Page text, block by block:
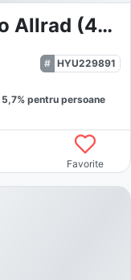
Hyundai IONIQ 5 Elektro Allrad (4WD)
HYU229891
5,7% pentru persoane
Favorite